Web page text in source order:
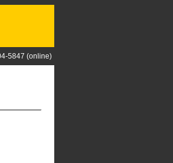
5847 (online)